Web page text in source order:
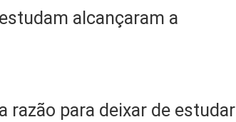
alcançaram a
razão para deixar de estudar